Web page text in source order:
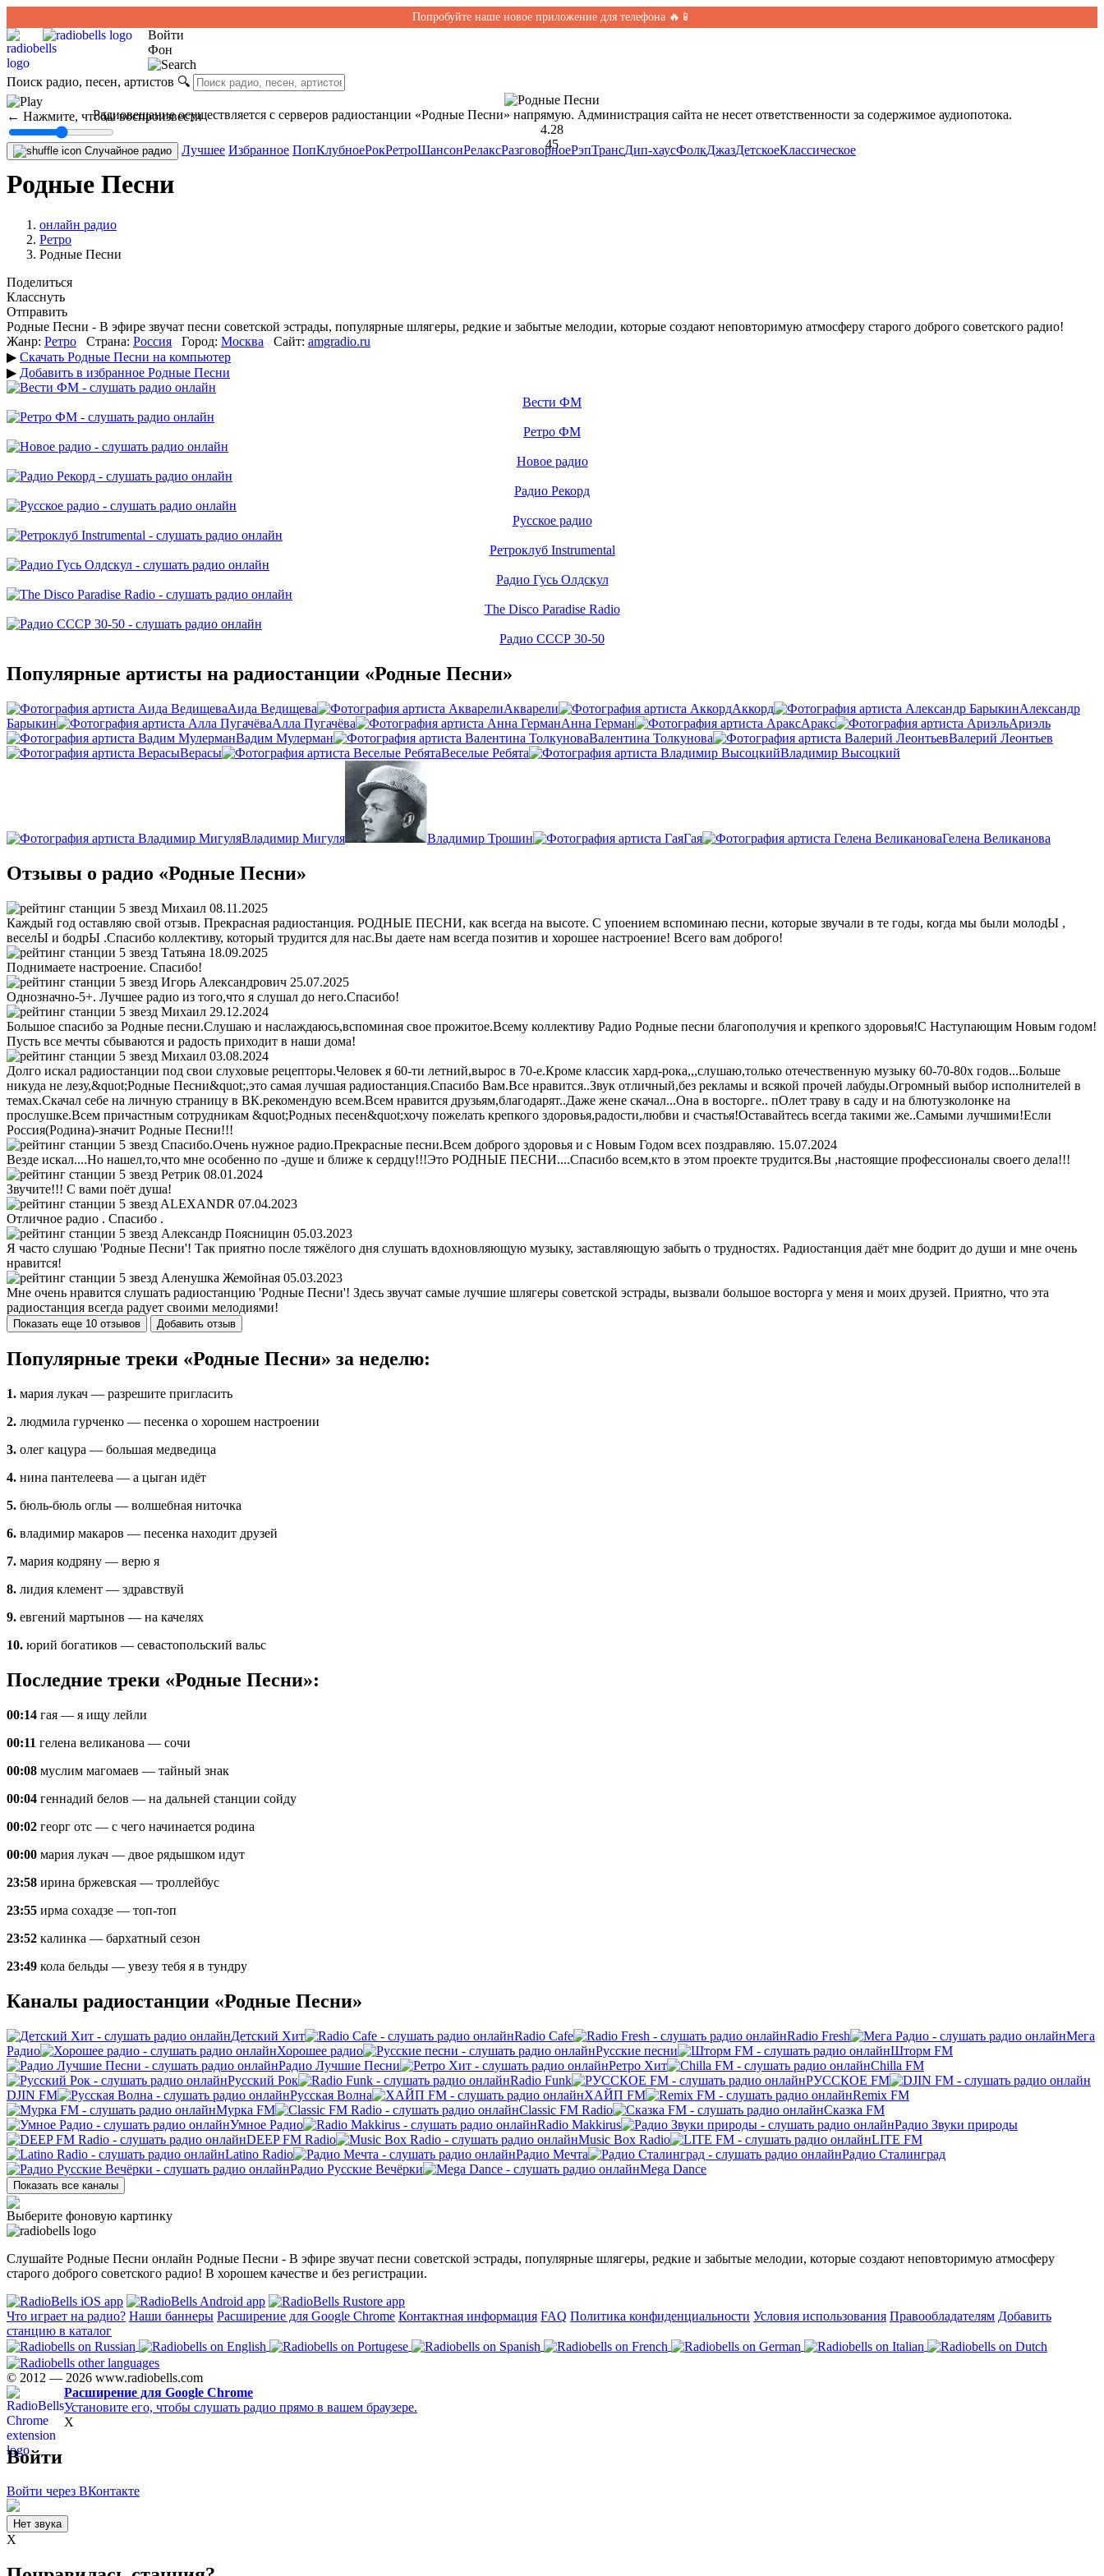
Попробуйте наше новое приложение для телефона 🔥📱
Войти
Фон
Поиск радио, песен, артистов 🔍
← Нажмите, чтобы воспроизвести
Случайное радио Лучшее Избранное ПопКлубноеРокРетроШансонРелаксРазговорноеРэпТрансДип-хаусФолкДжазДетскоеКлассическое
Радиовещание осуществляется с серверов радиостанции «Родные Песни» напрямую. Администрация сайта не несет ответственности за содержимое аудиопотока.
4.28
45
Родные Песни
онлайн радио
Ретро
Родные Песни
Поделиться
Класснуть
Отправить
Родные Песни - В эфире звучат песни советской эстрады, популярные шлягеры, редкие и забытые мелодии, которые создают неповторимую атмосферу старого доброго советского радио!
Жанр: Ретро Страна: Россия Город: Москва Сайт: amgradio.ru
▶ Скачать Родные Песни на компьютер
▶ Добавить в избранное Родные Песни
Вести ФМ
Ретро ФМ
Новое радио
Радио Рекорд
Русское радио
Ретроклуб Instrumental
Радио Гусь Олдскул
The Disco Paradise Radio
Радио СССР 30-50
Популярные артисты на радиостанции «Родные Песни»
Аида Ведищева Акварели Аккорд
Александр
Барыкин
Алла Пугачёва Анна Герман Аракс
Ариэль
Вадим Мулерман
Валентина Толкунова
Валерий Леонтьев
Верасы
Веселые Ребята Владимир Высоцкий
Владимир Мигуля Владимир Трошин Гая Гелена Великанова
Отзывы о радио «Родные Песни»
Михаил 08.11.2025
Каждый год оставляю свой отзыв. Прекрасная радиостанция. РОДНЫЕ ПЕСНИ, как всегда на высоте. С упоением вспоминаю песни, которые звучали в те годы, когда мы были молодЫ ,
веселЫ и бодрЫ .Спасибо коллективу, который трудится для нас.Вы даете нам всегда позитив и хорошее настроение! Всего вам доброго!
Татьяна 18.09.2025
Поднимаете настроение. Спасибо!
Игорь Александрович 25.07.2025
Однозначно-5+. Лучшее радио из того,что я слушал до него.Спасибо!
Михаил 29.12.2024
Большое спасибо за Родные песни.Слушаю и наслаждаюсь,вспоминая свое прожитое.Всему коллективу Радио Родные песни благополучия и крепкого здоровья!С Наступающим Новым годом!
Пусть все мечты сбываются и радость приходит в наши дома!
Михаил 03.08.2024
Долго искал радиостанции под свои слуховые рецепторы.Человек я 60-ти летний,вырос в 70-е.Кроме классик хард-рока,,,слушаю,только отечественную музыку 60-70-80х годов...Больше
никуда не лезу,&quot;Родные Песни&quot;,это самая лучшая радиостанция.Спасибо Вам.Все нравится..Звук отличный,без рекламы и всякой прочей лабуды.Огромный выбор исполнителей в
темах.Скачал себе на личную страницу в ВК.рекомендую всем.Всем нравится друзьям,благодарят..Даже жене скачал...Она в восторге.. пОлет траву в саду и на блютузколонке на
прослушке.Всем причастным сотрудникам &quot;Родных песен&quot;хочу пожелать крепкого здоровья,радости,любви и счастья!Оставайтесь всегда такими же..Самыми лучшими!Если
Россия(Родина)-значит Родные Песни!!!
Спасибо.Очень нужное радио.Прекрасные песни.Всем доброго здоровья и с Новым Годом всех поздравляю. 15.07.2024
Везде искал....Но нашел,то,что мне особенно по -душе и ближе к сердцу!!!Это РОДНЫЕ ПЕСНИ....Спасибо всем,кто в этом проекте трудится.Вы ,настоящие профессионалы своего дела!!!
Ретрик 08.01.2024
Звучите!!! С вами поёт душа!
ALEXANDR 07.04.2023
Отличное радио . Спасибо .
Александр Поясницин 05.03.2023
Я часто слушаю 'Родные Песни'! Так приятно после тяжёлого дня слушать вдохновляющую музыку, заставляющую забыть о трудностях. Радиостанция даёт мне бодрит до души и мне очень
нравится!
Аленушка Жемойная 05.03.2023
Мне очень нравится слушать радиостанцию 'Родные Песни'! Здесь звучат самые лучшие шлягеры советской эстрады, вызвали большое восторга у меня и моих друзей. Приятно, что эта
радиостанция всегда радует своими мелодиями!
Показать еще 10 отзывов Добавить отзыв
Популярные треки «Родные Песни» за неделю:
1. мария лукач — разрешите пригласить
2. людмила гурченко — песенка о хорошем настроении
3. олег кацура — большая медведица
4. нина пантелеева — а цыган идёт
5. бюль-бюль оглы — волшебная ниточка
6. владимир макаров — песенка находит друзей
7. мария кодряну — верю я
8. лидия клемент — здравствуй
9. евгений мартынов — на качелях
10. юрий богатиков — севастопольский вальс
Последние треки «Родные Песни»:
00:14 гая — я ищу лейли
00:11 гелена великанова — сочи
00:08 муслим магомаев — тайный знак
00:04 геннадий белов — на дальней станции сойду
00:02 георг отс — с чего начинается родина
00:00 мария лукач — двое рядышком идут
23:58 ирина бржевская — троллейбус
23:55 ирма сохадзе — топ-топ
23:52 калинка — бархатный сезон
23:49 кола бельды — увезу тебя я в тундру
Каналы радиостанции «Родные Песни»
Детский Хит Radio Cafe Radio Fresh
Мега
Радио
Хорошее радио Русские песни
Шторм FM
Радио Лучшие Песни
Ретро Хит
Chilla FM
Русский Рок
Radio Funk
РУССКОЕ FM
DJIN FM
Русская Волна ХАЙП FM
Remix FM
Мурка FM
Classic FM Radio
Сказка FM
Умное Радио
Radio Makkirus
Радио Звуки природы
DEEP FM Radio
Music Box Radio
LITE FM
Latino Radio
Радио Мечта
Радио Сталинград
Радио Русские Вечёрки
Mega Dance
Показать все каналы
Выберите фоновую картинку
Слушайте Родные Песни онлайн Родные Песни - В эфире звучат песни советской эстрады, популярные шлягеры, редкие и забытые мелодии, которые создают неповторимую атмосферу
старого доброго советского радио! В хорошем качестве и без регистрации.
Что играет на радио? Наши баннеры Расширение для Google Chrome Контактная информация FAQ Политика конфиденциальности Условия использования Правообладателям Добавить
станцию в каталог
© 2012 — 2026 www.radiobells.com
Расширение для Google Chrome
Установите его, чтобы слушать радио прямо в вашем браузере.
X
Войти
Войти через ВКонтакте
Нет звука
X